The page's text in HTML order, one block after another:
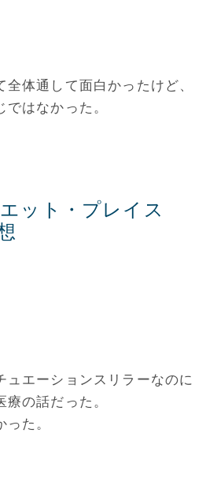
体通して面白かったけど、
はなかった。
ット・プレイス
ュエーションスリラーなのに
の話だった。
た。